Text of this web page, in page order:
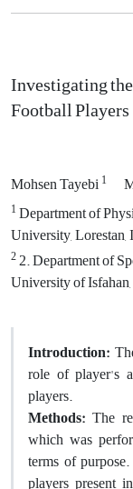
Investigating
Football Players
Mohsen Tayebi1
1Department of
University, Lorestan,
22. Department of
University of
Introduction:
role of player's
players.
Methods: The
which was
terms of
players present